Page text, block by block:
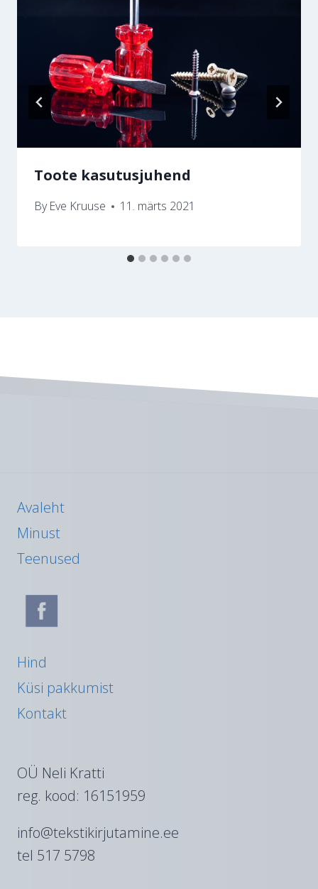
Toote kasutusjuhend
By Eve Kruuse 11. märts 2021
Avaleht
Minust
Teenused
Hind
Küsi pakkumist
Kontakt
OÜ Neli Kratti
reg. kood: 16151959
info@tekstikirjutamine.ee
tel 517 5798